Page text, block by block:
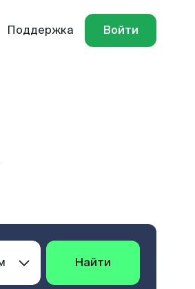
Поддержка Войти
Найти